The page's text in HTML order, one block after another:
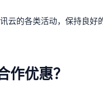
云的各类活动，保持良好
作优惠？